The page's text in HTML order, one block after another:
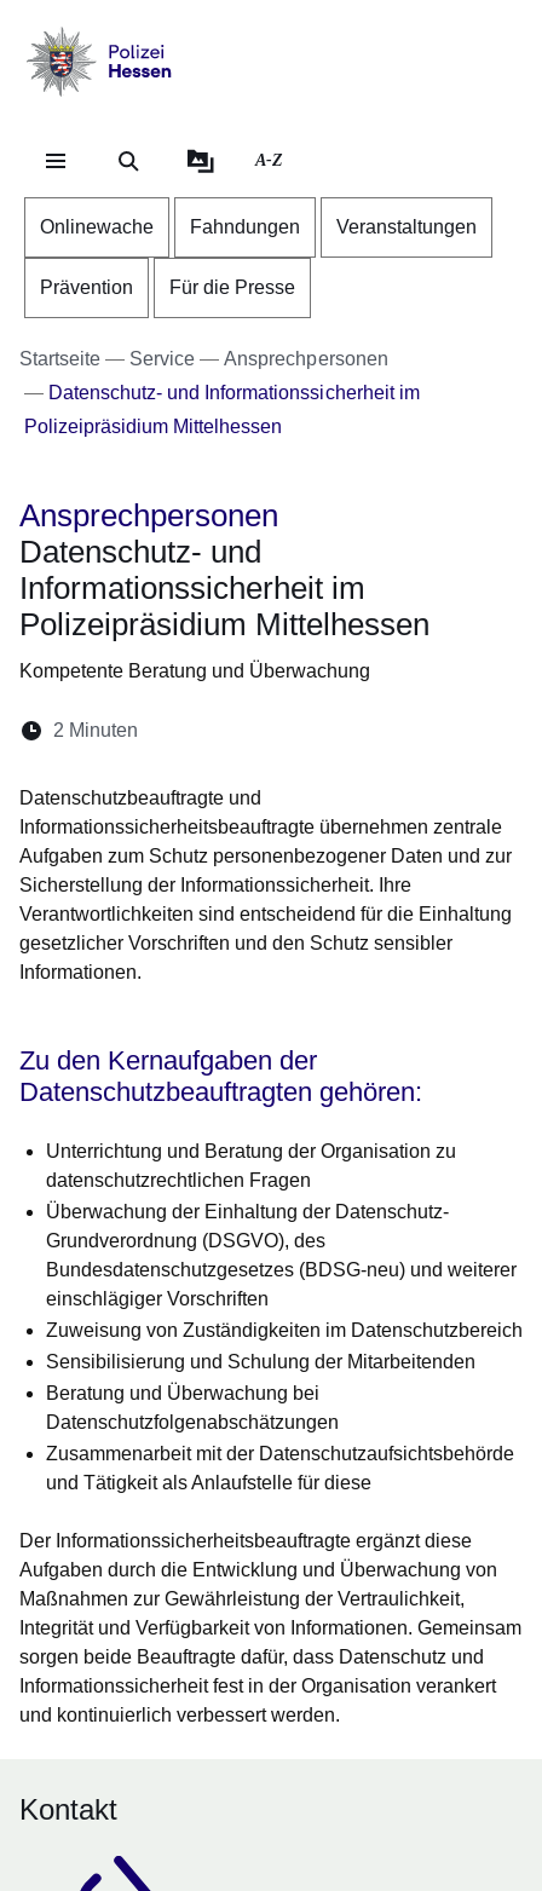
Hessen
A-Z
Onlinewache Fahndungen Veranstaltungen
Prävention Für die Presse
Startseite Service
Ansprechpersonen
Datenschutz- und Informationssicherheit im
Polizeipräsidium Mittelhessen
Ansprechpersonen
Datenschutz- und
Informationssicherheit im
Polizeipräsidium Mittelhessen
Kompetente Beratung und Überwachung
Lesedauer:
2 Minuten
Datenschutzbeauftragte und
Informationssicherheitsbeauftragte übernehmen zentrale
Aufgaben zum Schutz personenbezogener Daten und zur
Sicherstellung der Informationssicherheit. Ihre
Verantwortlichkeiten sind entscheidend für die Einhaltung
gesetzlicher Vorschriften und den Schutz sensibler
Informationen.
Zu den Kernaufgaben der
Datenschutzbeauftragten gehören:
Unterrichtung und Beratung der Organisation zu
datenschutzrechtlichen Fragen
Überwachung der Einhaltung der Datenschutz-
Grundverordnung (DSGVO), des
Bundesdatenschutzgesetzes (BDSG-neu) und weiterer
einschlägiger Vorschriften
Zuweisung von Zuständigkeiten im Datenschutzbereich
Sensibilisierung und Schulung der Mitarbeitenden
Beratung und Überwachung bei
Datenschutzfolgenabschätzungen
Zusammenarbeit mit der Datenschutzaufsichtsbehörde
und Tätigkeit als Anlaufstelle für diese
Der Informationssicherheitsbeauftragte ergänzt diese
Aufgaben durch die Entwicklung und Überwachung von
Maßnahmen zur Gewährleistung der Vertraulichkeit,
Integrität und Verfügbarkeit von Informationen. Gemeinsam
sorgen beide Beauftragte dafür, dass Datenschutz und
Informationssicherheit fest in der Organisation verankert
und kontinuierlich verbessert werden.
Kontakt